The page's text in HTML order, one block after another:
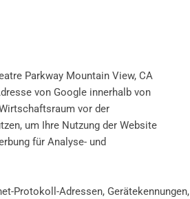
Parkway Mountain View, CA
von Google innerhalb von
vor der
um Ihre Nutzung der Website
für Analyse- und
Protokoll-Adressen, Gerätekennungen,